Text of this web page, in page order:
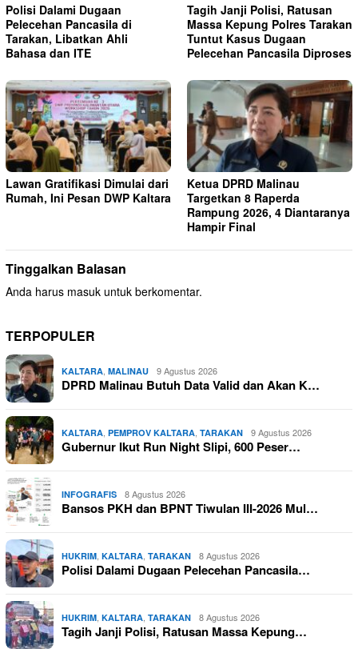
Polisi Dalami Dugaan
Pelecehan Pancasila di
Tarakan, Libatkan Ahli
Bahasa dan ITE
Tagih Janji Polisi, Ratusan
Massa Kepung Polres Tarakan
Tuntut Kasus Dugaan
Pelecehan Pancasila Diproses
Lawan Gratifikasi Dimulai dari
Rumah, Ini Pesan DWP Kaltara
Ketua DPRD Malinau
Targetkan 8 Raperda
Rampung 2026, 4 Diantaranya
Hampir Final
Tinggalkan Balasan
Anda harus masuk untuk berkomentar.
TERPOPULER
KALTARA, MALINAU 9 Agustus 2026
DPRD Malinau Butuh Data Valid dan Akan K…
KALTARA, PEMPROV KALTARA, TARAKAN 9 Agustus 2026
Gubernur Ikut Run Night Slipi, 600 Peser…
INFOGRAFIS 8 Agustus 2026
Bansos PKH dan BPNT Tiwulan III-2026 Mul…
HUKRIM, KALTARA, TARAKAN 8 Agustus 2026
Polisi Dalami Dugaan Pelecehan Pancasila…
HUKRIM, KALTARA, TARAKAN 8 Agustus 2026
Tagih Janji Polisi, Ratusan Massa Kepung…